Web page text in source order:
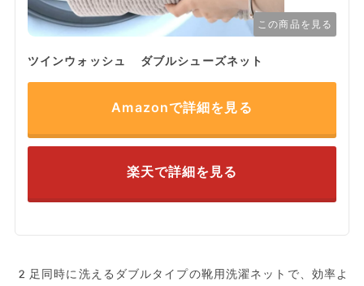
この商品を見る
ツインウォッシュ ダブルシューズネット
Amazonで詳細を見る
楽天で詳細を見る
2足同時に洗えるダブルタイプの靴用洗濯ネットで、効率よ